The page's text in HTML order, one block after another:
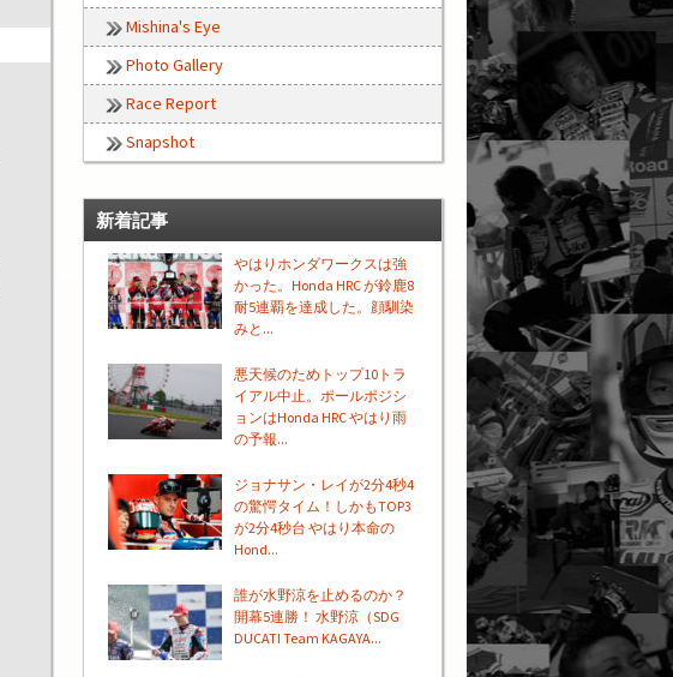
Mishina's Eye
Photo Gallery
Race Report
Snapshot
新着記事
やはりホンダワークスは強
かった。Honda HRC が鈴鹿8
耐5連覇を達成した。顔馴染
みと...
悪天候のためトップ10トラ
イアル中止。ポールポジシ
ョンはHonda HRC やはり雨
の予報...
ジョナサン・レイが2分4秒4
の驚愕タイム！しかもTOP3
が2分4秒台 やはり本命の
Hond...
誰が水野涼を止めるのか？
開幕5連勝！ 水野涼（SDG
DUCATI Team KAGAYA...